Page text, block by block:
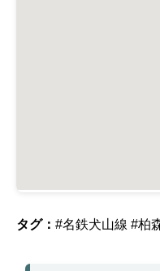
タグ： #名鉄犬山線 #柏